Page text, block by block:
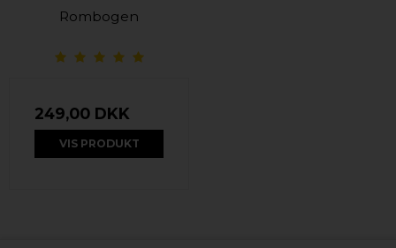
Rombogen
249,00 DKK
VIS PRODUKT